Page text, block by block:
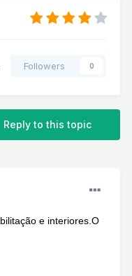
Followers 0
Reply to this topic
e interiores.O